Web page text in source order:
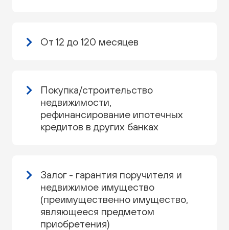
От 12 до 120 месяцев
Покупка/строительство
недвижимости,
рефинансирование ипотечных
кредитов в других банках
Залог - гарантия поручителя и
недвижимое имущество
(преимущественно имущество,
являющееся предметом
приобретения)